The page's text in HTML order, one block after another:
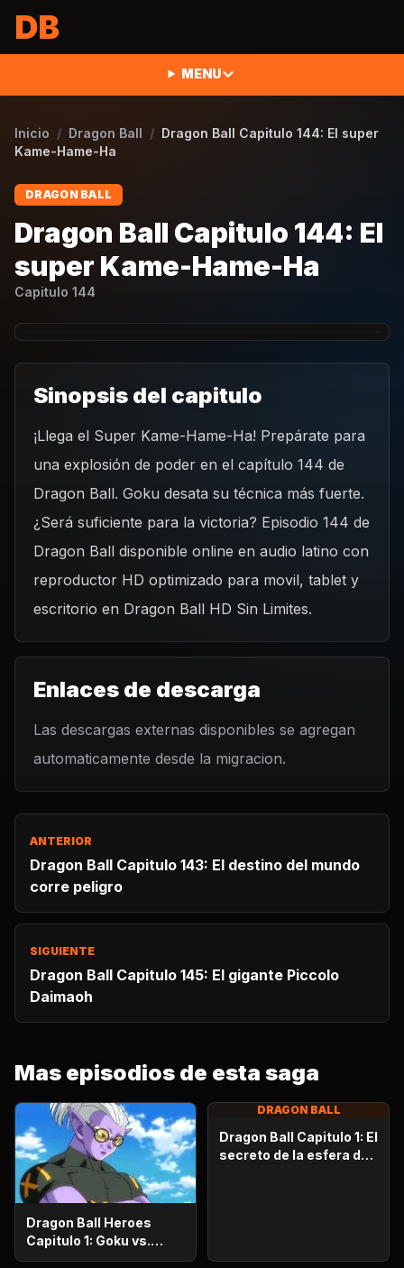
DB
MENU
Inicio / Dragon Ball / Dragon Ball Capitulo 144: El super
Kame-Hame-Ha
DRAGON BALL
Dragon Ball Capitulo 144: El
super Kame-Hame-Ha
Capitulo 144
REPRODUCIR CAPITULO
Dragon Ball Capitulo 144: El super Kame-Hame-Ha
CARGAR REPRODUCTOR
Sinopsis del capitulo
¡Llega el Super Kame-Hame-Ha! Prepárate para
una explosión de poder en el capítulo 144 de
Dragon Ball. Goku desata su técnica más fuerte.
¿Será suficiente para la victoria? Episodio 144 de
Dragon Ball disponible online en audio latino con
reproductor HD optimizado para movil, tablet y
escritorio en Dragon Ball HD Sin Limites.
Enlaces de descarga
Las descargas externas disponibles se agregan
automaticamente desde la migracion.
ANTERIOR
Dragon Ball Capitulo 143: El destino del mundo
corre peligro
SIGUIENTE
Dragon Ball Capitulo 145: El gigante Piccolo
Daimaoh
Mas episodios de esta saga
Dragon Ball Heroes
Capitulo 1: Goku vs.
Goku. Inicia una
DRAGON BALL
Dragon Ball Capitulo 1: El
secreto de la esfera del